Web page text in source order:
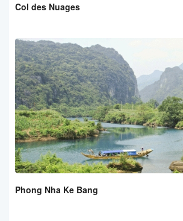
Col des Nuages
Phong Nha Ke Bang